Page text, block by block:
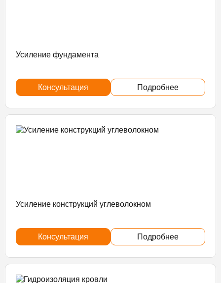
Усиление фундамента
Консультация Подробнее
Усиление конструкций углеволокном
Консультация Подробнее